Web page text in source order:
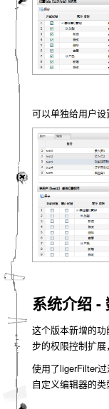
可以单独给用户设
系统介绍 -
这个版本新增的
步的权限控制扩展
使用了ligerFilter
自定义编辑器的类